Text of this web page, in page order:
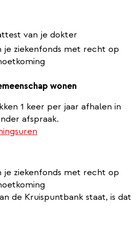
van je dokter
je ziekenfonds met recht op
wonen
1 keer per jaar afhalen in
afspraak.
je ziekenfonds met recht op
de Kruispuntbank staat, is dat